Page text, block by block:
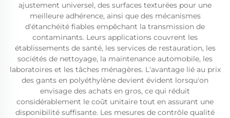
ajustement universel, des surfaces texturées pour une
meilleure adhérence, ainsi que des mécanismes
d'étanchéité fiables empêchant la transmission de
contaminants. Leurs applications couvrent les
établissements de santé, les services de restauration, les
sociétés de nettoyage, la maintenance automobile, les
laboratoires et les tâches ménagères. L'avantage lié au prix
des gants en polyéthylène devient évident lorsqu'on
envisage des achats en gros, ce qui réduit
considérablement le coût unitaire tout en assurant une
disponibilité suffisante. Les mesures de contrôle qualité